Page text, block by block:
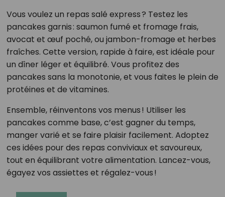
Vous voulez un repas salé express ? Testez les
pancakes garnis : saumon fumé et fromage frais,
avocat et œuf poché, ou jambon-fromage et herbes
fraîches. Cette version, rapide à faire, est idéale pour
un dîner léger et équilibré. Vous profitez des
pancakes sans la monotonie, et vous faites le plein de
protéines et de vitamines.
Ensemble, réinventons vos menus ! Utiliser les
pancakes comme base, c’est gagner du temps,
manger varié et se faire plaisir facilement. Adoptez
ces idées pour des repas conviviaux et savoureux,
tout en équilibrant votre alimentation. Lancez-vous,
égayez vos assiettes et régalez-vous !